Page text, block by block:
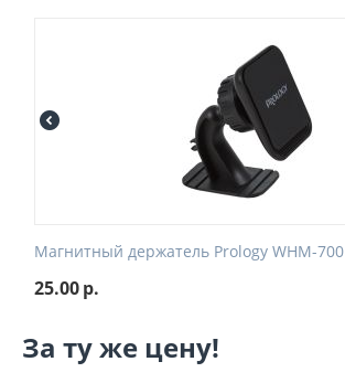
Магнитный держатель Prology WHM-700
25.00р.
За ту же цену!